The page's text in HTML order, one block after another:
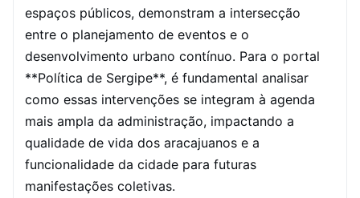
espaços públicos, demonstram a intersecção
entre o planejamento de eventos e o
desenvolvimento urbano contínuo. Para o portal
**Política de Sergipe**, é fundamental analisar
como essas intervenções se integram à agenda
mais ampla da administração, impactando a
qualidade de vida dos aracajuanos e a
funcionalidade da cidade para futuras
manifestações coletivas.